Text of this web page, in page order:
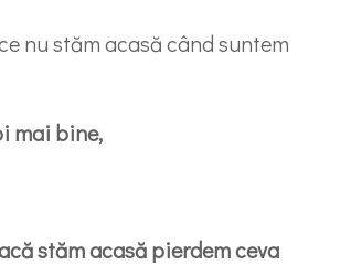
nu stăm acasă când suntem
mai bine,
stăm acasă pierdem ceva